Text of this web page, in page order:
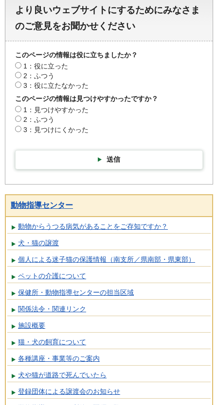
より良いウェブサイトにするためにみなさま
のご意見をお聞かせください
このページの情報は役に立ちましたか？
1：役に立った
2：ふつう
3：役に立たなかった
このページの情報は見つけやすかったですか？
1：見つけやすかった
2：ふつう
3：見つけにくかった
送信
動物指導センター
動物からうつる病気があることをご存知ですか？
犬・猫の譲渡
個人による迷子猫の保護情報（南支所／県南部・県東部）
ペットの介護について
保健所・動物指導センターの担当区域
関係法令・関連リンク
施設概要
猫・犬の飼育について
各種講座・事業等のご案内
犬や猫が道路で死んでいたら
登録団体による譲渡会のお知らせ